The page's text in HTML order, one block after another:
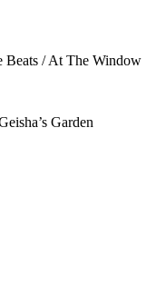
Beats / At The Window
Garden